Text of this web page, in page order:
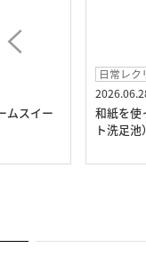
ムスイー
日常レ
和紙を使
ト洗足池）